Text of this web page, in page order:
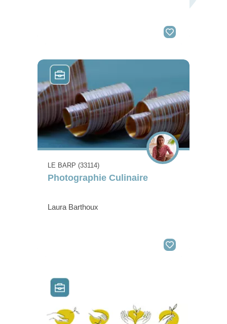
LE BARP (33114)
Photographie Culinaire
Laura Barthoux